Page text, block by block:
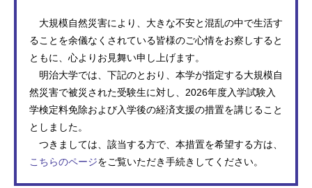
大規模自然災害により、大きな不安と混乱の中で生活す
ることを余儀なくされている皆様のご心情をお察しすると
ともに、心よりお見舞い申し上げます。
明治大学では、下記のとおり、本学が指定する大規模自
然災害で被災された受験生に対し、2026年度入学試験入
学検定料免除および入学後の経済支援の措置を講じること
としました。
つきましては、該当する方で、本措置を希望する方は、
こちらのページをご覧いただき手続きしてください。